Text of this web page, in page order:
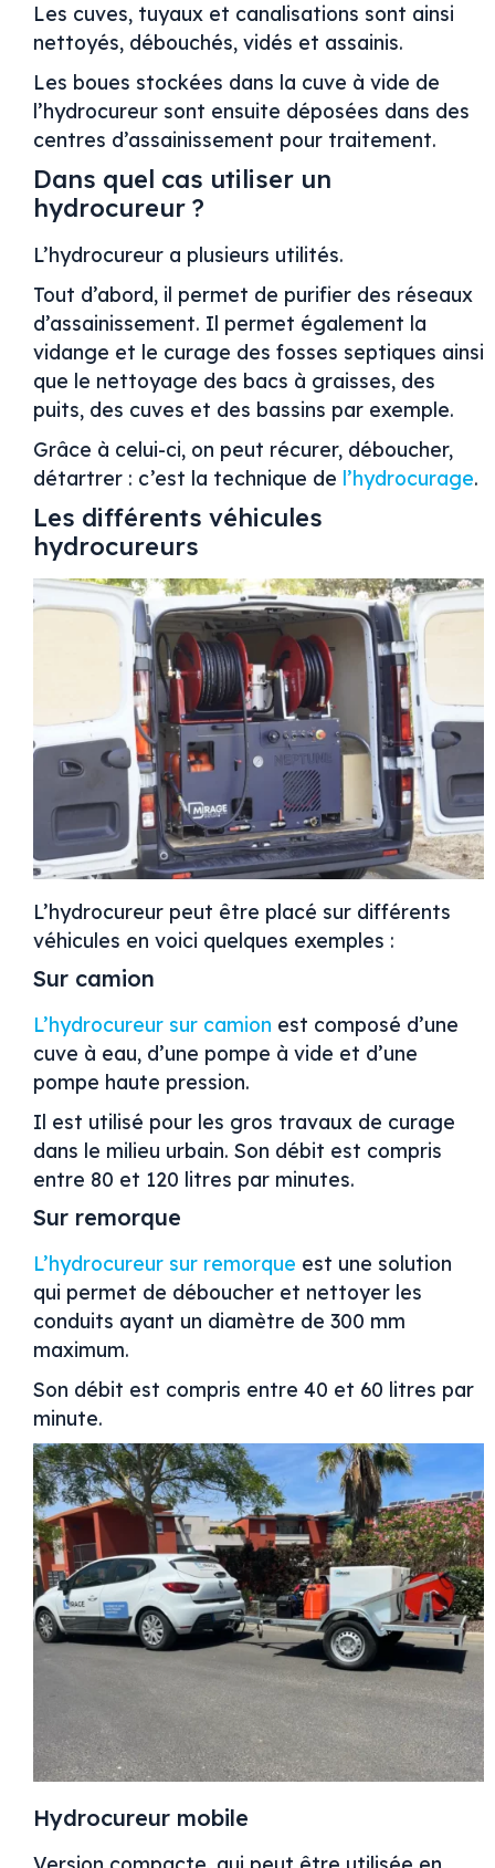
Les cuves, tuyaux et canalisations sont ainsi
nettoyés, débouchés, vidés et assainis.
Les boues stockées dans la cuve à vide de
l’hydrocureur sont ensuite déposées dans des
centres d’assainissement pour traitement.
Dans quel cas utiliser un
hydrocureur ?
L’hydrocureur a plusieurs utilités.
Tout d’abord, il permet de purifier des réseaux
d’assainissement. Il permet également la
vidange et le curage des fosses septiques ainsi
que le nettoyage des bacs à graisses, des
puits, des cuves et des bassins par exemple.
Grâce à celui-ci, on peut récurer, déboucher,
détartrer : c’est la technique de l’hydrocurage.
Les différents véhicules
hydrocureurs
L’hydrocureur peut être placé sur différents
véhicules en voici quelques exemples :
Sur camion
L’hydrocureur sur camion est composé d’une
cuve à eau, d’une pompe à vide et d’une
pompe haute pression.
Il est utilisé pour les gros travaux de curage
dans le milieu urbain. Son débit est compris
entre 80 et 120 litres par minutes.
Sur remorque
L’hydrocureur sur remorque est une solution
qui permet de déboucher et nettoyer les
conduits ayant un diamètre de 300 mm
maximum.
Son débit est compris entre 40 et 60 litres par
minute.
Hydrocureur mobile